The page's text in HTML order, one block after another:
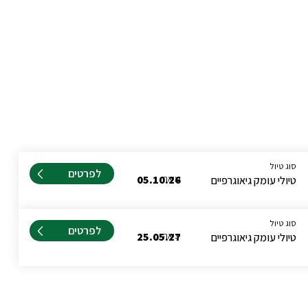
סוג טיול
טיולי עומק גיאוגרפיים יציאה
05.10.26 לפרטים
סוג טיול
טיולי עומק גיאוגרפיים יציאה
25.05.27 לפרטים